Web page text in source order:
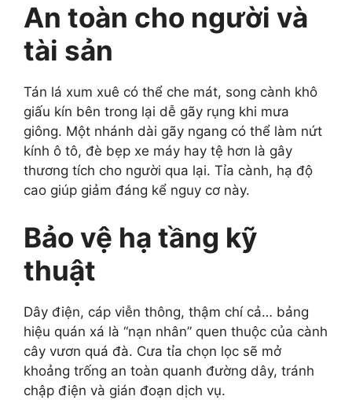
An toàn cho người và
tài sản
Tán lá xum xuê có thể che mát, song cành khô
giấu kín bên trong lại dễ gãy rụng khi mưa
giông. Một nhánh dài gãy ngang có thể làm nứt
kính ô tô, đè bẹp xe máy hay tệ hơn là gây
thương tích cho người qua lại. Tỉa cành, hạ độ
cao giúp giảm đáng kể nguy cơ này.
Bảo vệ hạ tầng kỹ
thuật
Dây điện, cáp viễn thông, thậm chí cả… bảng
hiệu quán xá là “nạn nhân” quen thuộc của cành
cây vươn quá đà. Cưa tỉa chọn lọc sẽ mở
khoảng trống an toàn quanh đường dây, tránh
chập điện và gián đoạn dịch vụ.